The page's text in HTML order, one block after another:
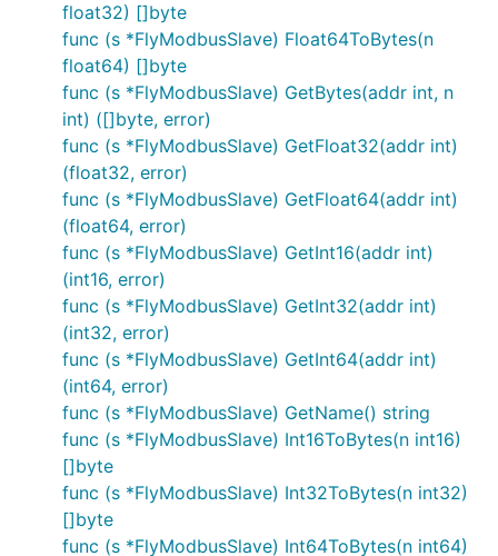
float32) []byte
func (s *FlyModbusSlave) Float64ToBytes(n
float64) []byte
func (s *FlyModbusSlave) GetBytes(addr int, n
int) ([]byte, error)
func (s *FlyModbusSlave) GetFloat32(addr int)
(float32, error)
func (s *FlyModbusSlave) GetFloat64(addr int)
(float64, error)
func (s *FlyModbusSlave) GetInt16(addr int)
(int16, error)
func (s *FlyModbusSlave) GetInt32(addr int)
(int32, error)
func (s *FlyModbusSlave) GetInt64(addr int)
(int64, error)
func (s *FlyModbusSlave) GetName() string
func (s *FlyModbusSlave) Int16ToBytes(n int16)
[]byte
func (s *FlyModbusSlave) Int32ToBytes(n int32)
[]byte
func (s *FlyModbusSlave) Int64ToBytes(n int64)